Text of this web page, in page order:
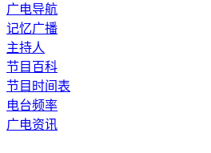
广电导航
记忆广播
主持人
节目百科
节目时间表
电台频率
广电资讯